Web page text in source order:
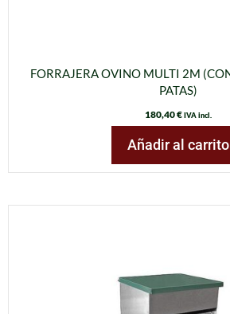
FORRAJERA OVINO MULTI 2M
PATAS)
180,40€IVA incl.
Añadir al carrito